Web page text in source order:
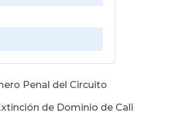
Penal del Circuito
de Dominio de Cali